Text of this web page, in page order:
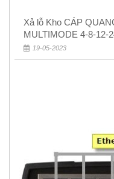
Xả lỗ Kho CÁP QUANG
MULTIMODE 4-8-12-
Rẻ 5k
19-05-2023